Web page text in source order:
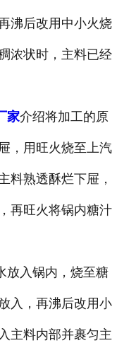
沸后改用中小火烧
浓状时，主料已经
家介绍将加工的原
，用旺火烧至上汽
料熟透酥烂下屉，
再旺火将锅内糖汁
入锅内，烧至糖
入，再沸后改用小
主料内部并裹匀主